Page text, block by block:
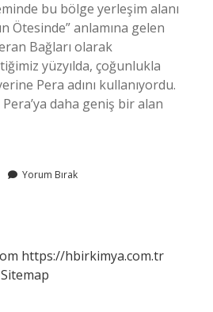
bu bölge yerleşim alanı
Ötesinde” anlamına gelen
Bağları olarak
yüzyılda, çoğunlukla
Pera adını kullanıyordu.
daha geniş bir alan
Yorum Bırak
https://hbirkimya.com.tr
Sitemap